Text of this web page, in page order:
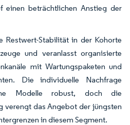
einen beträchtlichen Anstieg der
Restwert-Stabilität in der Kohorte
und veranlasst organisierte
mit Wartungspaketen und
Die individuelle Nachfrage
Modelle robust, doch die
verengt das Angebot der jüngsten
in diesem Segment.